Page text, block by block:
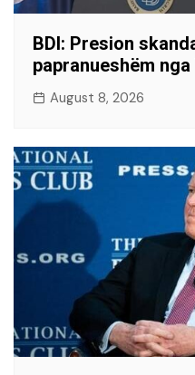
BDI: Presion
papranueshëm
August 8, 2026